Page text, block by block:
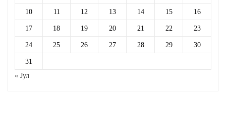
10 11 12 13 14 15 16
17 18 19 20 21 22 23
24 25 26 27 28 29 30
31
« Јул